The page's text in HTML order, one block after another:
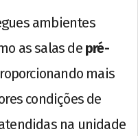
ambientes
as salas de pré-
mais
condições de
na unidade